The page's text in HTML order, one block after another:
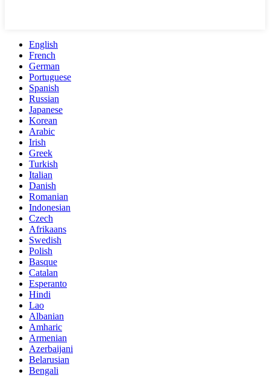
English
French
German
Portuguese
Spanish
Russian
Japanese
Korean
Arabic
Irish
Greek
Turkish
Italian
Danish
Romanian
Indonesian
Czech
Afrikaans
Swedish
Polish
Basque
Catalan
Esperanto
Hindi
Lao
Albanian
Amharic
Armenian
Azerbaijani
Belarusian
Bengali